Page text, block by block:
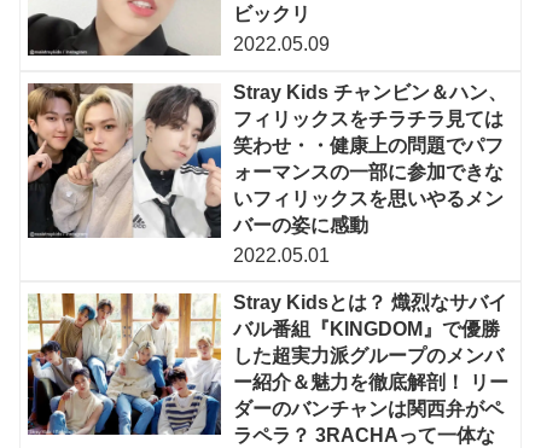
ビックリ
2022.05.09
Stray Kids チャンビン＆ハン、
フィリックスをチラチラ見ては
笑わせ・・健康上の問題でパフ
ォーマンスの一部に参加できな
いフィリックスを思いやるメン
バーの姿に感動
2022.05.01
Stray Kidsとは？ 熾烈なサバイ
バル番組『KINGDOM』で優勝
した超実力派グループのメンバ
ー紹介＆魅力を徹底解剖！ リー
ダーのバンチャンは関西弁がペ
ラペラ？ 3RACHAって一体な